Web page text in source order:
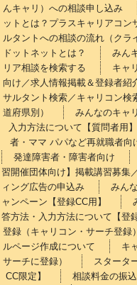
んキャリ）への相談申し込み
ットとは？プラスキャリアコン
ルタントへの相談の流れ（クラ
ドットネットとは？
みん
リア相談を検索する
キャ
向け／求人情報掲載＆登録者紹
サルタント検索／キャリコン検
道府県別）
みんなのキャ
入力方法について【質問者用】
者・ママ パパなど再就職者向
発達障害者・障害者向け
習開催団体向け】掲載講習募集
ィング広告の申込み
みん
ャンペーン【登録CC用】
答方法・入力方法について【登録
登録（キャリコン・サーチ登録）
ルページ作成について
キ
サーチに登録）
スタータ
CC限定】
相談料金の振